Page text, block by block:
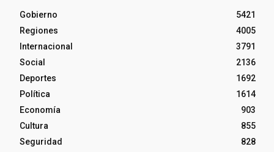
Gobierno
5421
Regiones
4005
Internacional
3791
Social
2136
Deportes
1692
Política
1614
Economía
903
Cultura
855
Seguridad
828